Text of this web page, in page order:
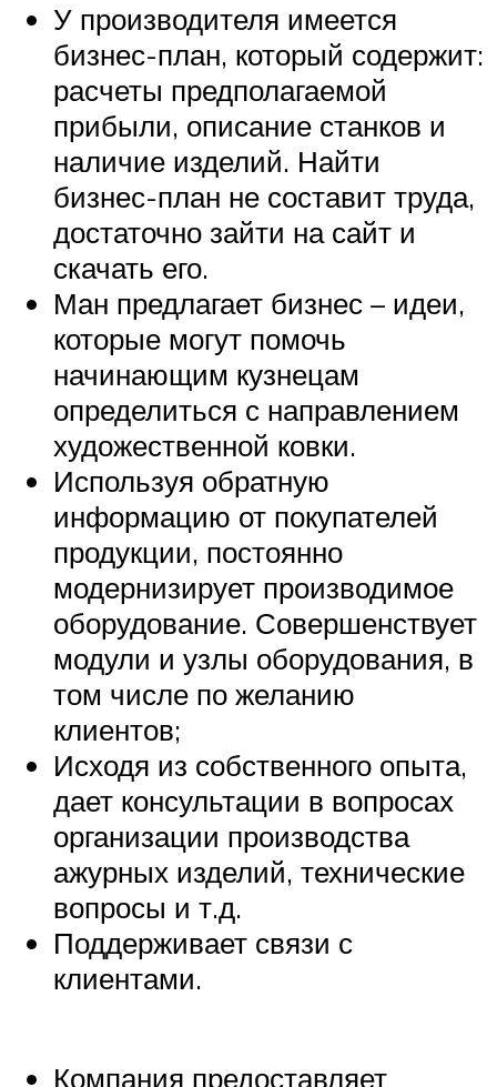
У производителя имеется
бизнес-план, который содержит:
расчеты предполагаемой
прибыли, описание станков и
наличие изделий. Найти
бизнес-план не составит труда,
достаточно зайти на сайт и
скачать его.
Ман предлагает бизнес – идеи,
которые могут помочь
начинающим кузнецам
определиться с направлением
художественной ковки.
Используя обратную
информацию от покупателей
продукции, постоянно
модернизирует производимое
оборудование. Совершенствует
модули и узлы оборудования, в
том числе по желанию
клиентов;
Исходя из собственного опыта,
дает консультации в вопросах
организации производства
ажурных изделий, технические
вопросы и т.д.
Поддерживает связи с
клиентами.
Компания предоставляет